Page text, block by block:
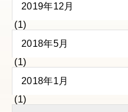
2019年12月
(1)
2018年5月
(1)
2018年1月
(1)